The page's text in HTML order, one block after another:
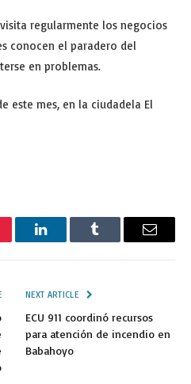
regularmente los negocios
conocen el paradero del
en problemas.
este mes, en la ciudadela El
LinkedInTumblr Email
NEXT ARTICLE
ECU 911 coordinó recursos
para atención de incendio en
Babahoyo